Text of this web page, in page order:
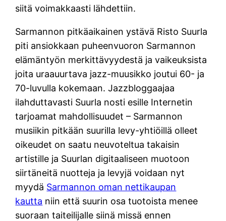
siitä voimakkaasti lähdettiin.
Sarmannon pitkäaikainen ystävä Risto Suurla
piti ansiokkaan puheenvuoron Sarmannon
elämäntyön merkittävyydestä ja vaikeuksista
joita uraauurtava jazz-muusikko joutui 60- ja
70-luvulla kokemaan. Jazzbloggaajaa
ilahduttavasti Suurla nosti esille Internetin
tarjoamat mahdollisuudet – Sarmannon
musiikin pitkään suurilla levy-yhtiöillä olleet
oikeudet on saatu neuvoteltua takaisin
artistille ja Suurlan digitaaliseen muotoon
siirtäneitä nuotteja ja levyjä voidaan nyt
myydä Sarmannon oman nettikaupan
kautta niin että suurin osa tuotoista menee
suoraan taiteilijalle siinä missä ennen